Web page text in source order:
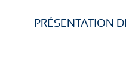
PRÉSENTATION